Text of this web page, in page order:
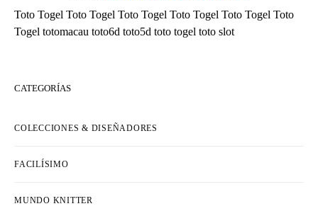
Toto Togel Toto Togel Toto Togel Toto Togel Toto Togel Toto
Togel totomacau toto6d toto5d toto togel toto slot
CATEGORÍAS
COLECCIONES & DISEÑADORES
FACILÍSIMO
MUNDO KNITTER